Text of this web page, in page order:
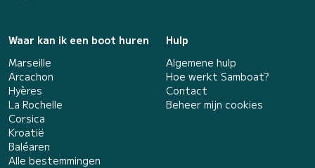
Waar kan ik een boot huren
Marseille
Arcachon
Hyères
La Rochelle
Corsica
Kroatië
Baléaren
Alle bestemmingen
Hulp
Algemene hulp
Hoe werkt Samboat?
Contact
Beheer mijn cookies